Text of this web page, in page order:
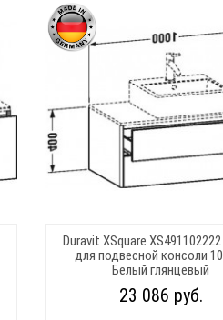
Duravit XSquare
для подвесной консоли
Белый глянцевый
23 086 руб.